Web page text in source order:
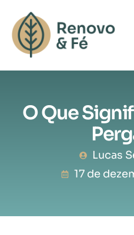
O Que
Lucas
17 de